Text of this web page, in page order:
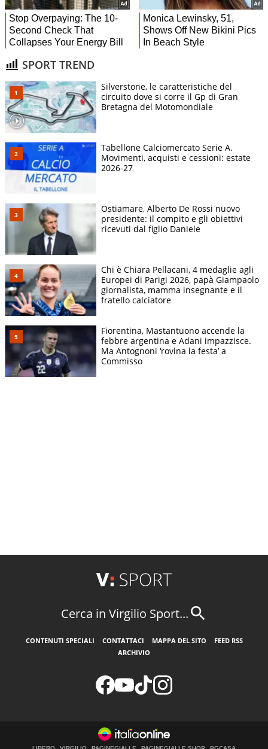
SPORT TREND
Silverstone, le caratteristiche del
circuito dove si corre il Gp di Gran
Bretagna del Motomondiale
Tabellone Calciomercato Serie A.
Movimenti, acquisti e cessioni: estate
2026-27
Ostiamare, Alberto De Rossi nuovo
presidente: il compito e gli obiettivi
ricevuti dal figlio Daniele
Chi è Chiara Pellacani, 4 medaglie agli
Europei di Parigi 2026, papà Giampaolo
giornalista, mamma insegnante e il
fratello calciatore
Fiorentina, Mastantuono accende la
febbre argentina e Adani impazzisce.
Ma Antognoni ‘rovina la festa’ a
Commisso
Cerca in Virgilio Sport...
CONTENUTI SPECIALI CONTATTACI MAPPA DEL SITO
FEED RSS
ARCHIVIO